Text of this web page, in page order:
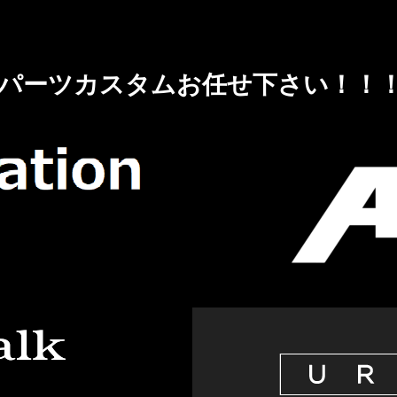
ーツカスタムお任せ下さい！！